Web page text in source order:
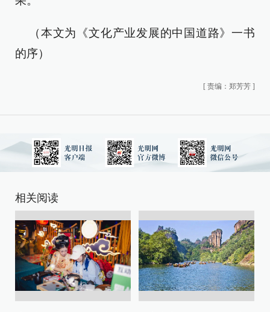
（本文为《文化产业发展的中国道路》一书
的序）
[ 责编：郑芳芳 ]
相关阅读